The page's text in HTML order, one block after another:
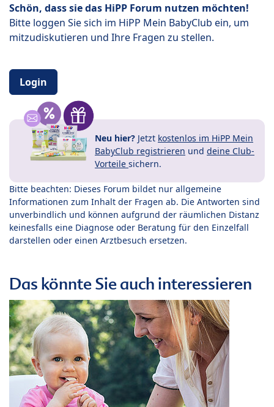
Schön, dass sie das HiPP Forum nutzen möchten!
Bitte loggen Sie sich im HiPP Mein BabyClub ein, um
mitzudiskutieren und Ihre Fragen zu stellen.
Login
Neu hier? Jetzt kostenlos im HiPP Mein
BabyClub registrieren und deine Club-
Vorteile sichern.
Bitte beachten: Dieses Forum bildet nur allgemeine
Informationen zum Inhalt der Fragen ab. Die Antworten sind
unverbindlich und können aufgrund der räumlichen Distanz
keinesfalls eine Diagnose oder Beratung für den Einzelfall
darstellen oder einen Arztbesuch ersetzen.
Das könnte Sie auch interessieren